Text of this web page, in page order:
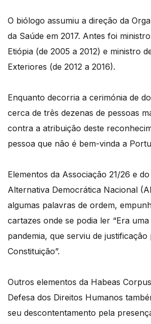
O biólogo assumiu a direção da
da Saúde em 2017. Antes foi
Etiópia (de 2005 a 2012) e ministro
Exteriores (de 2012 a 2016).
Enquanto decorria a cerimónia de
cerca de três dezenas de pessoas
contra a atribuição deste
pessoa que não é bem-vinda a
Elementos da Associação 21/26 e
Alternativa Democrática Nacional
algumas palavras de ordem,
cartazes onde se podia ler “Era
pandemia, que serviu de
Constituição”.
Outros elementos da Habeas
Defesa dos Direitos Humanos
seu descontentamento pela